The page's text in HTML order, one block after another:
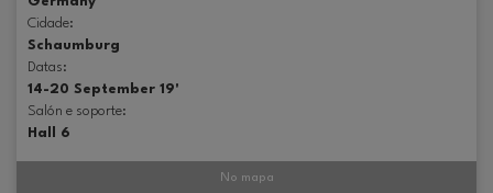
Cidade:
Schaumburg
Datas:
14-20 September 19'
Salón e soporte:
Hall 6
No mapa